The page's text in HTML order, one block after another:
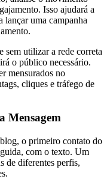
Isso ajudará a
lançar uma campanha
sem utilizar a rede correta
o público necessário.
mensurados no
cliques e tráfego de
Mensagem
o primeiro contato do
com o texto. Um
de diferentes perfis,